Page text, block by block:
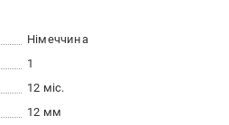
Німеччина
1
12 міс.
12 мм